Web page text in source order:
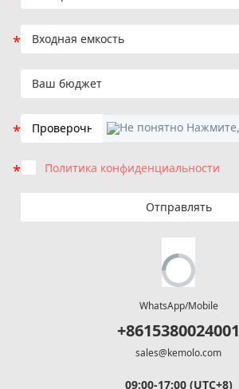
Политика конфиденциальности
Отправлять
WhatsApp/Mobile
+8615380024001
sales@kemolo.com
09:00-17:00 (UTC+8)